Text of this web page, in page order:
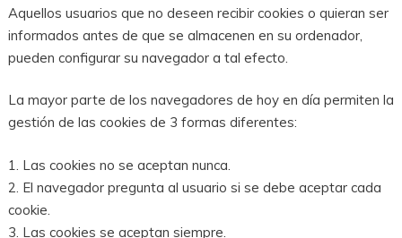
Aquellos usuarios que no deseen recibir cookies o quieran ser
informados antes de que se almacenen en su ordenador,
pueden configurar su navegador a tal efecto.
La mayor parte de los navegadores de hoy en día permiten la
gestión de las cookies de 3 formas diferentes:
1. Las cookies no se aceptan nunca.
2. El navegador pregunta al usuario si se debe aceptar cada
cookie.
3. Las cookies se aceptan siempre.